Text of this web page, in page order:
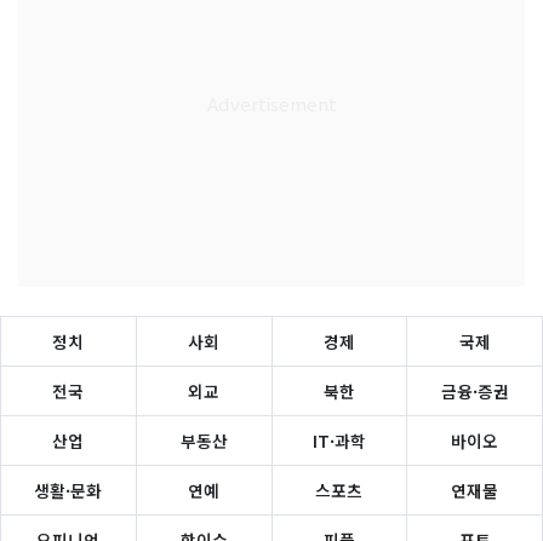
정치 사회 경제 국제
전국 외교 북한 금융·증권
산업 부동산 IT·과학 바이오
생활·문화 연예 스포츠 연재물